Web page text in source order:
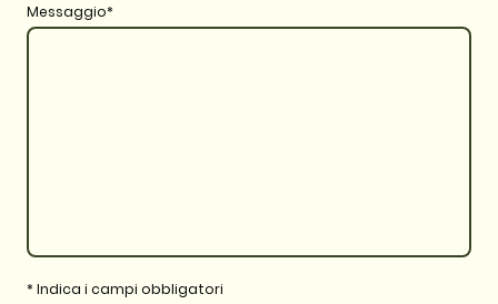
Messaggio*
* Indica i campi obbligatori